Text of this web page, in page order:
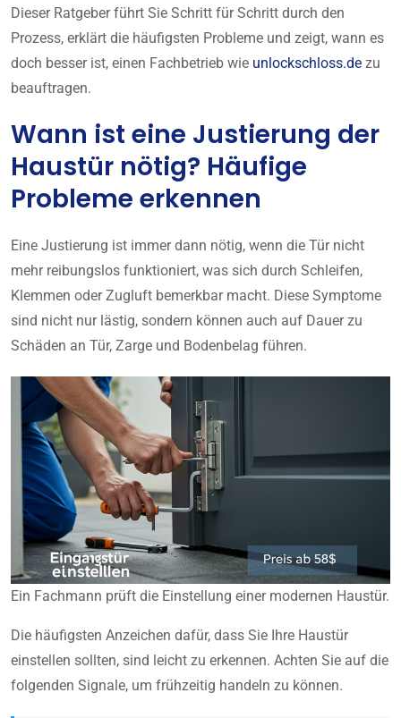
Dieser Ratgeber führt Sie Schritt für Schritt durch den
Prozess, erklärt die häufigsten Probleme und zeigt, wann es
doch besser ist, einen Fachbetrieb wie unlockschloss.de zu
beauftragen.
Wann ist eine Justierung der
Haustür nötig? Häufige
Probleme erkennen
Eine Justierung ist immer dann nötig, wenn die Tür nicht
mehr reibungslos funktioniert, was sich durch Schleifen,
Klemmen oder Zugluft bemerkbar macht. Diese Symptome
sind nicht nur lästig, sondern können auch auf Dauer zu
Schäden an Tür, Zarge und Bodenbelag führen.
Ein Fachmann prüft die Einstellung einer modernen Haustür.
Die häufigsten Anzeichen dafür, dass Sie Ihre Haustür
einstellen sollten, sind leicht zu erkennen. Achten Sie auf die
folgenden Signale, um frühzeitig handeln zu können.